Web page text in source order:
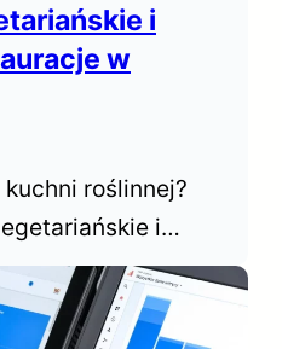
i
w
roślinnej?
i
w Warszawie,
niesłabnącą
mieszkańców i